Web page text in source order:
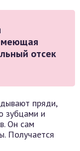
отсек
пряди,
зубцами и
Он сам
Получается